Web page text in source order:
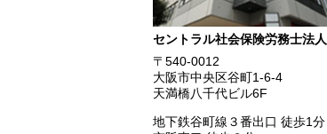
セントラル社会保険労務士法人
〒540-0012
大阪市中央区谷町1-6-4
天満橋八千代ビル6F
地下鉄谷町線３番出口 徒歩1分